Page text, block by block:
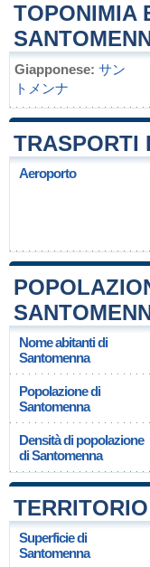
TOPONIMIA
Giapponese: サン
トメンナ
TRASPORTI
Aeroporto
Nome abitanti di
Santomenna
Popolazione di
Santomenna
Densità di popolazione
di Santomenna
Superficie di
Santomenna